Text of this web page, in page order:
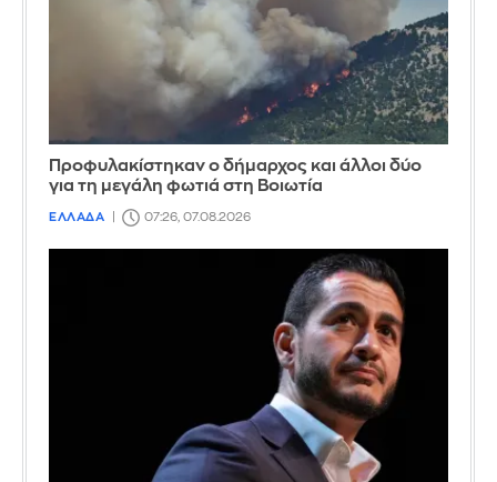
Προφυλακίστηκαν ο δήμαρχος και άλλοι δύο
για τη μεγάλη φωτιά στη Βοιωτία
ΕΛΛΑΔΑ 07:26, 07.08.2026